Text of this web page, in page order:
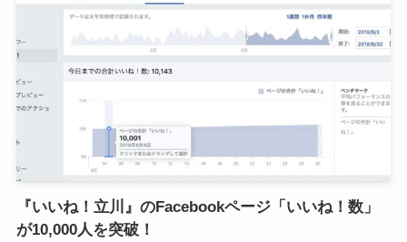
『いいね！立川』のFacebookページ「いいね！数」
が10,000人を突破！